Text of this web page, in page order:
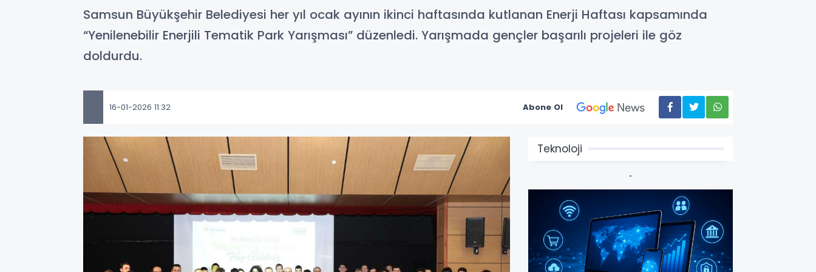
Samsun Büyükşehir Belediyesi her yıl ocak ayının ikinci haftasında kutlanan Enerji Haftası kapsamında
“Yenilenebilir Enerjili Tematik Park Yarışması” düzenledi. Yarışmada gençler başarılı projeleri ile göz
doldurdu.
16-01-2026 11:32 Abone Ol
Teknoloji